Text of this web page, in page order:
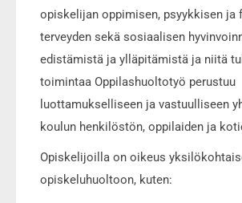
opiskelijan oppimisen, psyykkisen ja
terveyden sekä sosiaalisen
edistämistä ja ylläpitämistä ja niitä
toimintaa Oppilashuoltotyö perustuu
luottamukselliseen ja vastuulliseen
koulun henkilöstön, oppilaiden ja
Opiskelijoilla on oikeus
opiskeluhuoltoon, kuten: